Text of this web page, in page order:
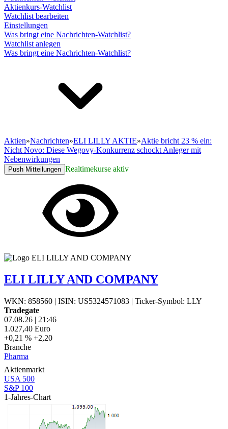
Aktienkurs-Watchlist
Watchlist bearbeiten
Einstellungen
Was bringt eine Nachrichten-Watchlist?
Watchlist anlegen
Was bringt eine Nachrichten-Watchlist?
Aktien»Nachrichten»ELI LILLY AKTIE»Aktie bricht 23 % ein:
Nicht Novo: Diese Wegovy-Konkurrenz schockt Anleger mit
Nebenwirkungen
Push Mitteilungen Realtimekurse aktiv
ELI LILLY AND COMPANY
WKN: 858560 | ISIN: US5324571083 | Ticker-Symbol: LLY
Tradegate
07.08.26 | 21:46
1.027,40 Euro
+0,21 % +2,20
Branche
Pharma
Aktienmarkt
USA 500
S&P 100
1-Jahres-Chart